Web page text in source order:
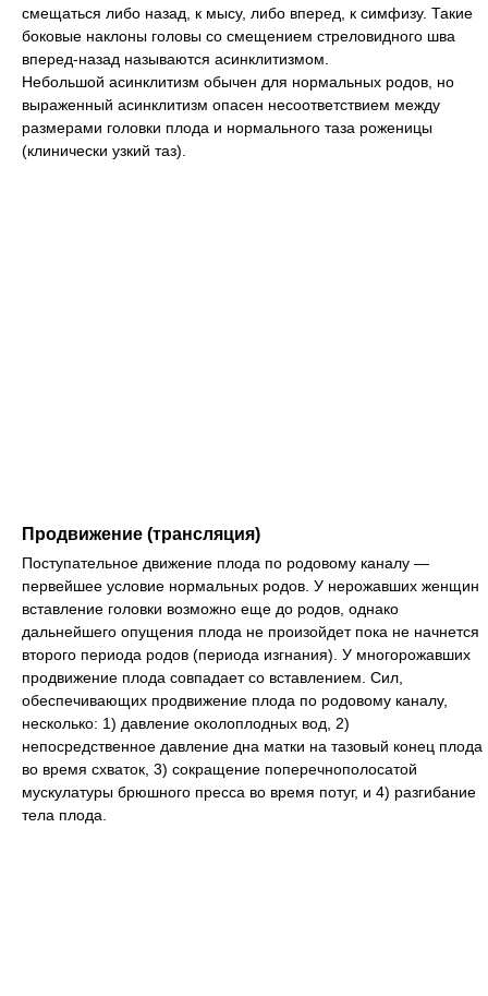
смещаться либо назад, к мысу, либо вперед, к симфизу. Такие
боковые наклоны головы со смещением стреловидного шва
вперед-назад называются асинклитизмом.
Небольшой асинклитизм обычен для нормальных родов, но
выраженный асинклитизм опасен несоответствием между
размерами головки плода и нормального таза роженицы
(клинически узкий таз).
Продвижение (трансляция)
Поступательное движение плода по родовому каналу —
первейшее условие нормальных родов. У нерожавших женщин
вставление головки возможно еще до родов, однако
дальнейшего опущения плода не произойдет пока не начнется
второго периода родов (периода изгнания). У многорожавших
продвижение плода совпадает со вставлением. Сил,
обеспечивающих продвижение плода по родовому каналу,
несколько: 1) давление околоплодных вод, 2)
непосредственное давление дна матки на тазовый конец плода
во время схваток, 3) сокращение поперечнополосатой
мускулатуры брюшного пресса во время потуг, и 4) разгибание
тела плода.